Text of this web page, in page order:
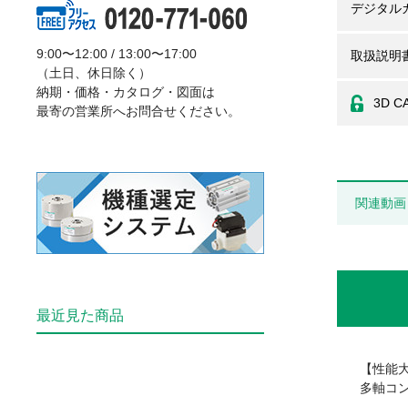
デジタル
取扱説明
3D
関連動画
【性能
多軸コ
9:00〜12:00 / 13:00〜17:00
（土日、休日除く）
納期・価格・カタログ・図面は
最寄の営業所へお問合せください。
最近見た商品